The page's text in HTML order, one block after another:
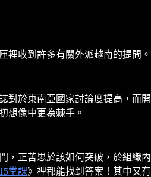
裡收到許多有關外派越南的提問。
對於東南亞國家討論度提高，而
想像中更為棘手。
，正苦思於該如何突破，於組織
堂課》裡都能找到答案！其中又